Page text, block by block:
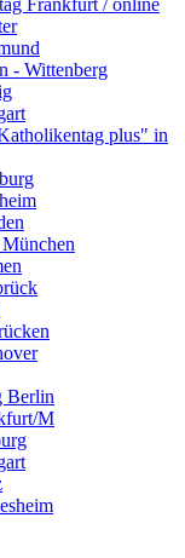
Frankfurt / online
- Wittenberg
plus" in
Berlin
M